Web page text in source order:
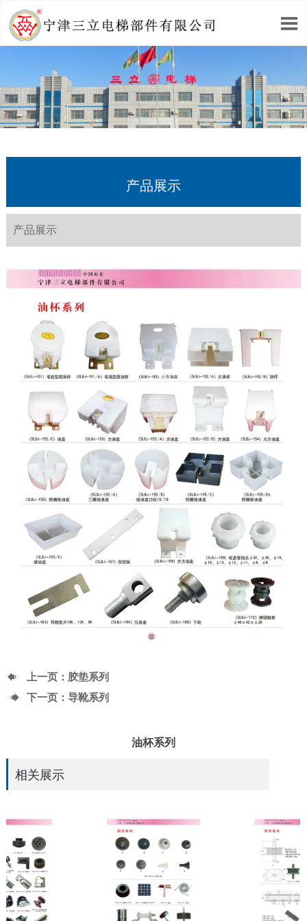

产品展示
产品展示
 上一页： 胶垫系列
 下一页： 导靴系列
油杯系列
相关展示